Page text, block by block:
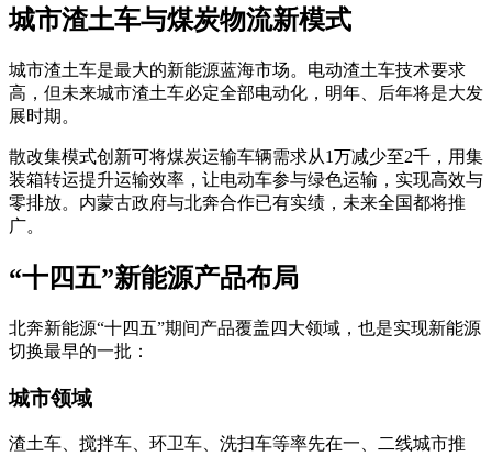
城市渣土车与煤炭物流新模式
城市渣土车是最大的新能源蓝海市场。电动渣土车技术要求
高，但未来城市渣土车必定全部电动化，明年、后年将是大发
展时期。
散改集模式创新可将煤炭运输车辆需求从1万减少至2千，用集
装箱转运提升运输效率，让电动车参与绿色运输，实现高效与
零排放。内蒙古政府与北奔合作已有实绩，未来全国都将推
广。
“十四五”新能源产品布局
北奔新能源“十四五”期间产品覆盖四大领域，也是实现新能源
切换最早的一批：
城市领域
渣土车、搅拌车、环卫车、洗扫车等率先在一、二线城市推